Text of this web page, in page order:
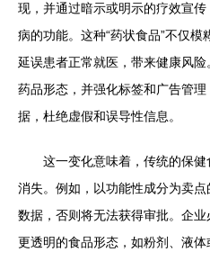
现，并通过暗示或明示的疗效宣
病的功能。这种“药状食品”不仅
延误患者正常就医，带来健康风
药品形态，并强化标签和广告管
据，杜绝虚假和误导性信息。
这一变化意味着，传统的保
消失。例如，以功能性成分为卖
数据，否则将无法获得审批。企
更透明的食品形态，如粉剂、液